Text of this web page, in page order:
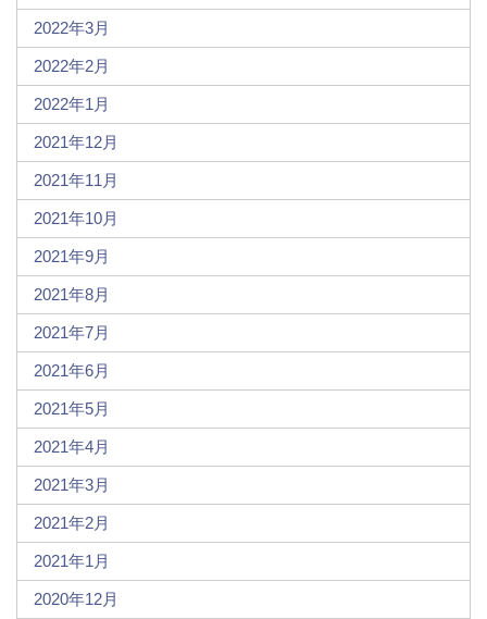
2022年3月
2022年2月
2022年1月
2021年12月
2021年11月
2021年10月
2021年9月
2021年8月
2021年7月
2021年6月
2021年5月
2021年4月
2021年3月
2021年2月
2021年1月
2020年12月